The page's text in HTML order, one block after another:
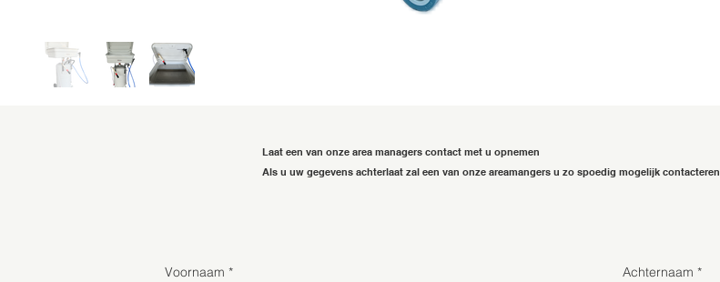
Laat een van onze area managers contact met u opnemen
Als u uw gegevens achterlaat zal een van onze areamangers u zo spoedig mogelijk contacteren
Voornaam * Achternaam *